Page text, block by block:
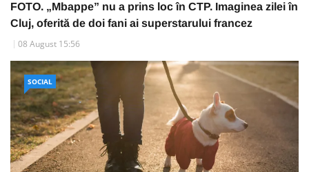
FOTO. „Mbappe” nu a prins loc în CTP. Imaginea zilei în
Cluj, oferită de doi fani ai superstarului francez
08 August 15:56
SOCIAL